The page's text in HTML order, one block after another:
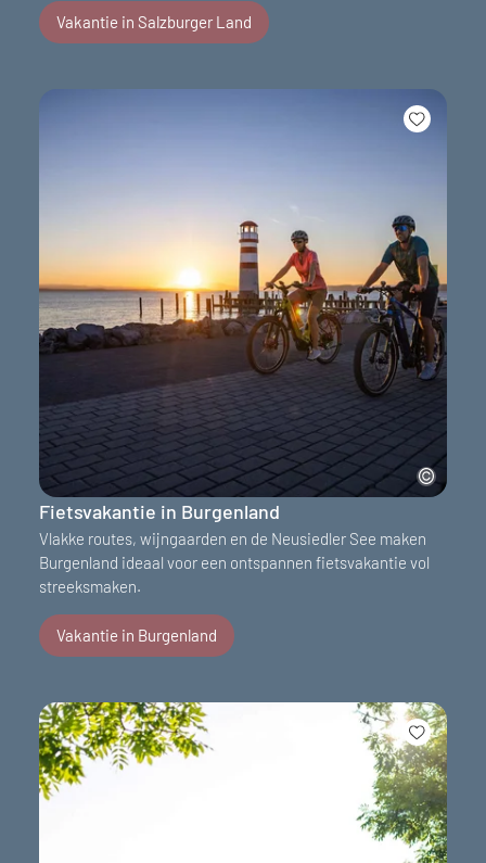
Vakantie in Salzburger Land
Fietsvakantie in Burgenland
Vlakke routes, wijngaarden en de Neusiedler See maken
Burgenland ideaal voor een ontspannen fietsvakantie vol
streeksmaken.
Vakantie in Burgenland